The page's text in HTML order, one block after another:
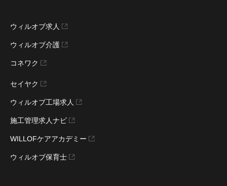
ウィルオブ求人
ウィルオブ介護
コネワク
セイヤク
ウィルオブ工場求人
施工管理求人ナビ
WILLOFケアアカデミー
ウィルオブ保育士